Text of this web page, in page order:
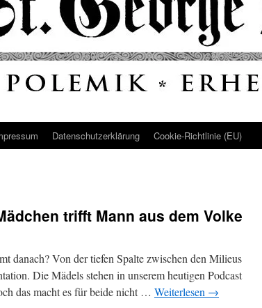
Datenschutz­erklärung Cookie-Richtlinie (EU)
trifft Mann aus dem Volke
danach? Von der tiefen Spalte zwischen den Milieus
Die Mädels stehen in unserem heutigen Podcast
das macht es für beide nicht … Weiterlesen →